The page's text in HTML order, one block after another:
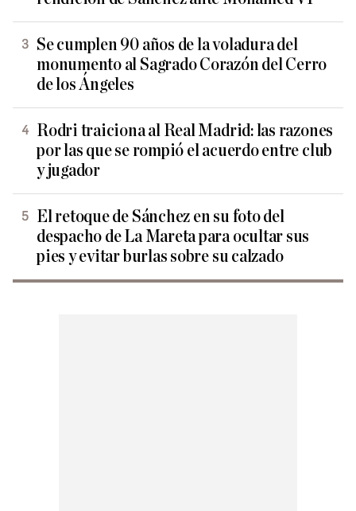
Se cumplen 90 años de la voladura del
monumento al Sagrado Corazón del Cerro
de los Ángeles
Rodri traiciona al Real Madrid: las razones
por las que se rompió el acuerdo entre club
y jugador
El retoque de Sánchez en su foto del
despacho de La Mareta para ocultar sus
pies y evitar burlas sobre su calzado